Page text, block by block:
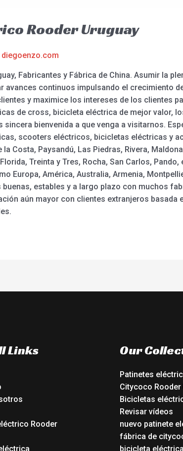
Rooder Uruguay
diegoenzo.com
Fabricantes y Fábrica de China. Asumir la
avances continuos impulsando el crecimiento
y maximice los intereses de los clientes
de cross, bicicleta eléctrica de mejor valor,
bienvenida a que venga a visitarnos.
scooters eléctricos, bicicletas eléctricas y
Costa, Paysandú, Las Piedras, Rivera,
Treinta y Tres, Rocha, San Carlos,
Europa, América, Australia, Armenia,
estables y a largo plazo con muchos
aún mayor con clientes extranjeros basada
Links
Rooder
Our
Patinetes
Citycoco Rooder
Bicicletas
Revisar vídeos
nuevo patinete
fábrica de
bicicleta